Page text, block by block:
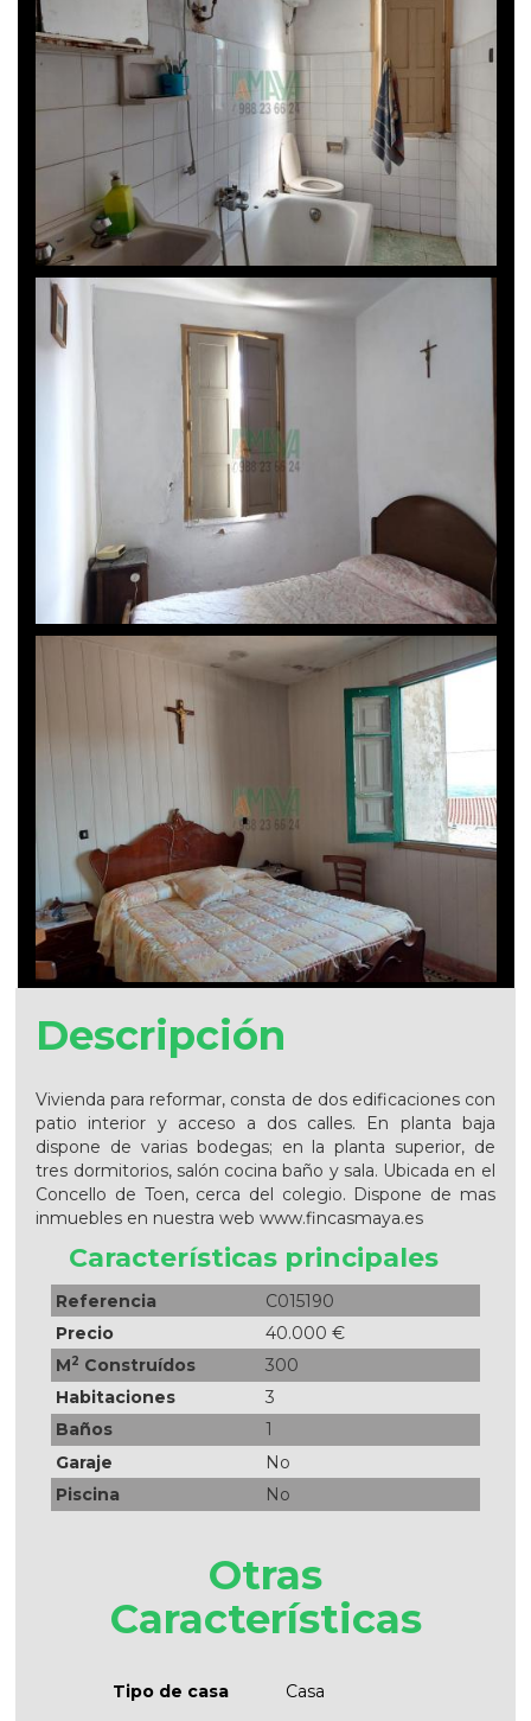
Descripción
Vivienda para reformar, consta de dos edificaciones con
patio interior y acceso a dos calles. En planta baja
dispone de varias bodegas; en la planta superior, de
tres dormitorios, salón cocina baño y sala. Ubicada en el
Concello de Toen, cerca del colegio. Dispone de mas
inmuebles en nuestra web www.fincasmaya.es
Características principales
Referencia
C015190
Precio
40.000 €
M2 Construídos
300
Habitaciones
3
Baños
1
Garaje
No
Piscina
No
Otras
Características
Tipo de casa
Casa